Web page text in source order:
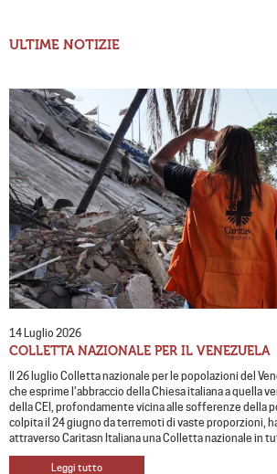
ULTIME NOTIZIE
14 Luglio 2026
COLLETTA NAZIONALE PER IL VENEZUELA
Il 26 luglio Colletta nazionale per le popolazioni del
che esprime l’abbraccio della Chiesa italiana a quella
della CEI, profondamente vicina alle sofferenze della
colpita il 24 giugno da terremoti di vaste proporzioni,
attraverso Caritasn Italiana una Colletta nazionale in
Leggi tutto